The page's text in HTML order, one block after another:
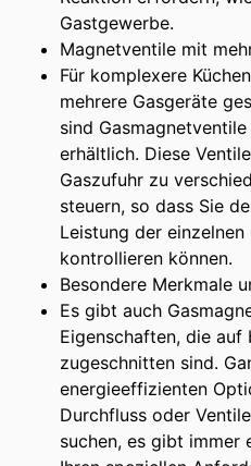
Gastgewerbe.
Magnetventile mit
Für komplexere
mehrere Gasgeräte
sind
erhältlich. Diese
Gaszufuhr zu
steuern, so dass Sie
Leistung der einzelnen
kontrollieren können.
Besondere Merkmale
Es gibt auch
Eigenschaften, die
zugeschnitten sind.
energieeffizienten
Durchfluss oder
suchen, es gibt immer